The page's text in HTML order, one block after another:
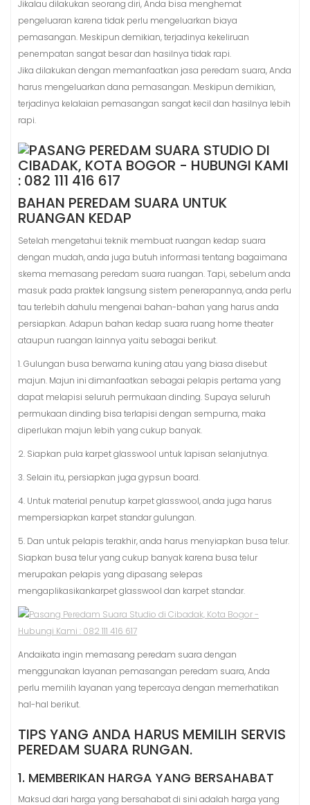
Jikalau dilakukan seorang diri, Anda bisa menghemat
pengeluaran karena tidak perlu mengeluarkan biaya
pemasangan. Meskipun demikian, terjadinya kekeliruan
penempatan sangat besar dan hasilnya tidak rapi.
Jika dilakukan dengan memanfaatkan jasa peredam suara, Anda
harus mengeluarkan dana pemasangan. Meskipun demikian,
terjadinya kelalaian pemasangan sangat kecil dan hasilnya lebih
rapi.
BAHAN PEREDAM SUARA UNTUK
RUANGAN KEDAP
Setelah mengetahui teknik membuat ruangan kedap suara
dengan mudah, anda juga butuh informasi tentang bagaimana
skema memasang peredam suara ruangan. Tapi, sebelum anda
masuk pada praktek langsung sistem penerapannya, anda perlu
tau terlebih dahulu mengenai bahan-bahan yang harus anda
persiapkan. Adapun bahan kedap suara ruang home theater
ataupun ruangan lainnya yaitu sebagai berikut.
1. Gulungan busa berwarna kuning atau yang biasa disebut
majun. Majun ini dimanfaatkan sebagai pelapis pertama yang
dapat melapisi seluruh permukaan dinding. Supaya seluruh
permukaan dinding bisa terlapisi dengan sempurna, maka
diperlukan majun lebih yang cukup banyak.
2. Siapkan pula karpet glasswool untuk lapisan selanjutnya.
3. Selain itu, persiapkan juga gypsun board.
4. Untuk material penutup karpet glasswool, anda juga harus
mempersiapkan karpet standar gulungan.
5. Dan untuk pelapis terakhir, anda harus menyiapkan busa telur.
Siapkan busa telur yang cukup banyak karena busa telur
merupakan pelapis yang dipasang selepas
mengaplikasikankarpet glasswool dan karpet standar.
Andaikata ingin memasang peredam suara dengan
menggunakan layanan pemasangan peredam suara, Anda
perlu memilih layanan yang tepercaya dengan memerhatikan
hal-hal berikut.
TIPS YANG ANDA HARUS MEMILIH SERVIS
PEREDAM SUARA RUNGAN.
1. MEMBERIKAN HARGA YANG BERSAHABAT
Maksud dari harga yang bersahabat di sini adalah harga yang